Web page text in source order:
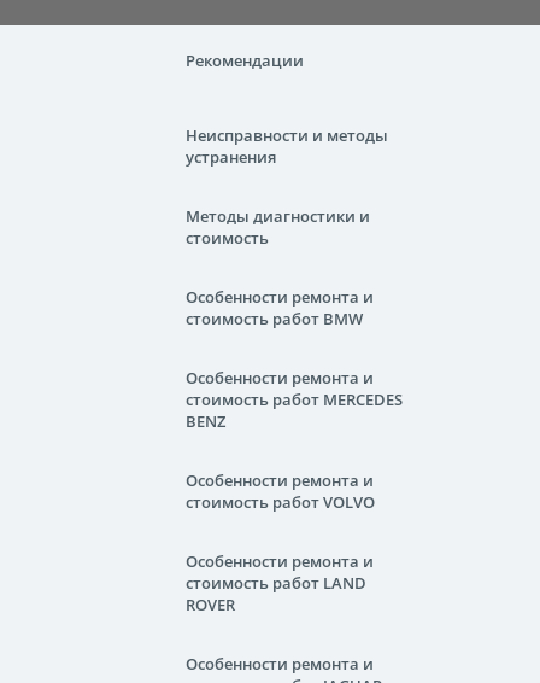
Рекомендации
Неисправности и методы
устранения
Методы диагностики и
стоимость
Особенности ремонта и
стоимость работ BMW
Особенности ремонта и
стоимость работ MERCEDES
BENZ
Особенности ремонта и
стоимость работ VOLVO
Особенности ремонта и
стоимость работ LAND
ROVER
Особенности ремонта и